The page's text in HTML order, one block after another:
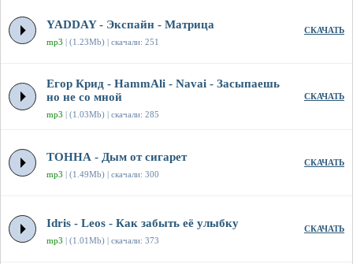
YADDAY - Экспайн - Матрица
mp3 | (1.23Mb) | скачали: 251
СКАЧАТЬ
Егор Крид - HammAli - Navai - Засыпаешь
но не со мной
mp3 | (1.03Mb) | скачали: 285
СКАЧАТЬ
ТОННА - Дым от сигарет
mp3 | (1.49Mb) | скачали: 300
СКАЧАТЬ
Idris - Leos - Как забыть её улыбку
mp3 | (1.01Mb) | скачали: 373
СКАЧАТЬ